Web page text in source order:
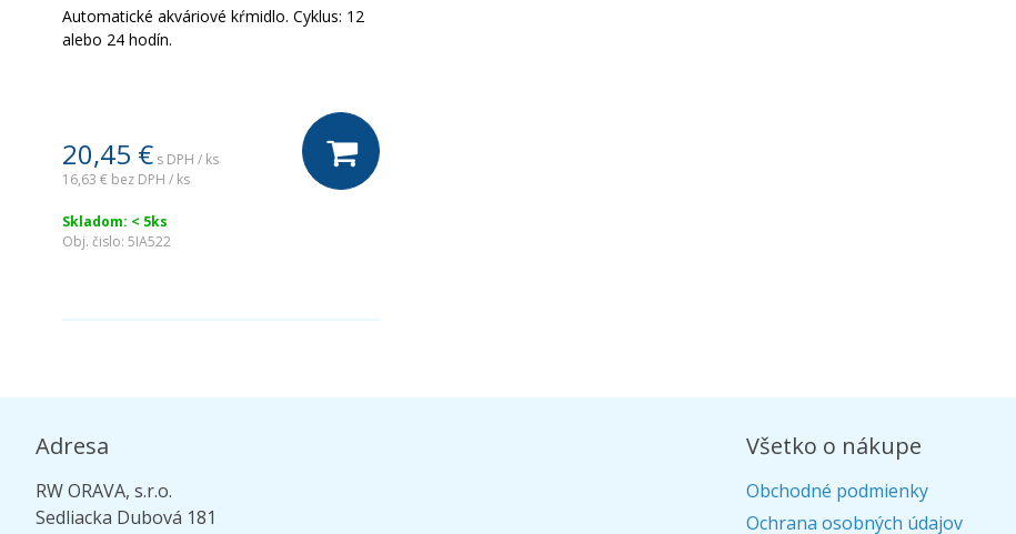
Automatické akváriové kŕmidlo. Cyklus: 12
alebo 24 hodín.
20,45 € s DPH / ks
16,63 € bez DPH / ks
Skladom: < 5ks
Obj. čislo: 5IA522
Adresa
RW ORAVA, s.r.o.
Sedliacka Dubová 181
Všetko o nákupe
Obchodné podmienky
Ochrana osobných údajov